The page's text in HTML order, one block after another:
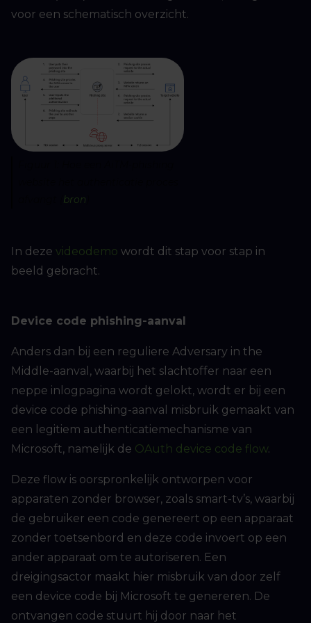
voor een schematisch overzicht.
bron
In deze videodemo wordt dit stap voor stap in
beeld gebracht.
Device code phishing-aanval
Anders dan bij een reguliere Adversary in the
Middle-aanval, waarbij het slachtoffer naar een
neppe inlogpagina wordt gelokt, wordt er bij een
device code phishing-aanval misbruik gemaakt van
een legitiem authenticatiemechanisme van
Microsoft, namelijk de OAuth device code flow.
Deze flow is oorspronkelijk ontworpen voor
apparaten zonder browser, zoals smart-tv’s, waarbij
de gebruiker een code genereert op een apparaat
zonder toetsenbord en deze code invoert op een
ander apparaat om te autoriseren. Een
dreigingsactor maakt hier misbruik van door zelf
een device code bij Microsoft te genereren. De
ontvangen code stuurt hij door naar het